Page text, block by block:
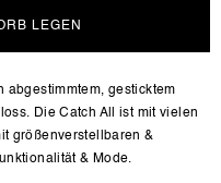
LEGEN
abgestimmtem, gesticktem
Die Catch All ist mit vielen
größenverstellbaren &
& Mode.